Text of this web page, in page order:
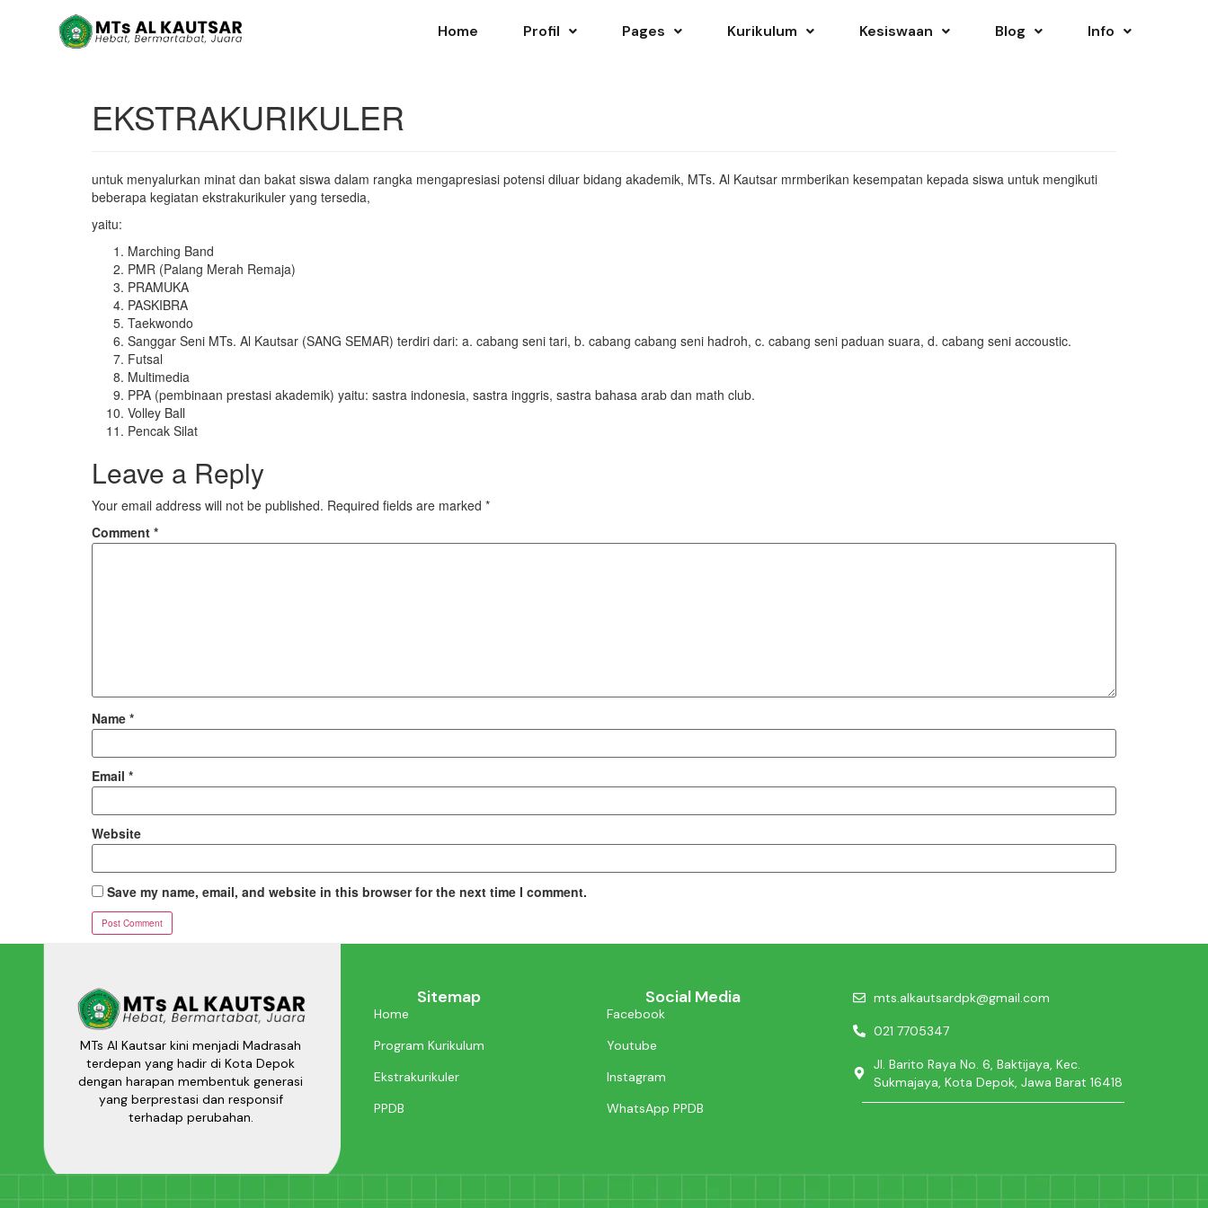
Home Profil Pages Kurikulum Kesiswaan Blog Info
EKSTRAKURIKULER
untuk menyalurkan minat dan bakat siswa dalam rangka mengapresiasi potensi diluar bidang akademik, MTs. Al Kautsar mrmberikan kesempatan kepada siswa untuk mengikuti
beberapa kegiatan ekstrakurikuler yang tersedia,
yaitu:
Marching Band
PMR (Palang Merah Remaja)
PRAMUKA
PASKIBRA
Taekwondo
Sanggar Seni MTs. Al Kautsar (SANG SEMAR) terdiri dari: a. cabang seni tari, b. cabang cabang seni hadroh, c. cabang seni paduan suara, d. cabang seni accoustic.
Futsal
Multimedia
PPA (pembinaan prestasi akademik) yaitu: sastra indonesia, sastra inggris, sastra bahasa arab dan math club.
Volley Ball
Pencak Silat
Leave a Reply
Your email address will not be published. Required fields are marked *
Comment *
Name *
Email *
Website
Save my name, email, and website in this browser for the next time I comment.
MTs Al Kautsar kini menjadi Madrasah
terdepan yang hadir di Kota Depok
dengan harapan membentuk generasi
yang berprestasi dan responsif
terhadap perubahan.
Sitemap
Home
Program Kurikulum
Ekstrakurikuler
PPDB
Social Media
Facebook
Youtube
Instagram
WhatsApp PPDB
mts.alkautsardpk@gmail.com
021 7705347
Jl. Barito Raya No. 6, Baktijaya, Kec.
Sukmajaya, Kota Depok, Jawa Barat 16418